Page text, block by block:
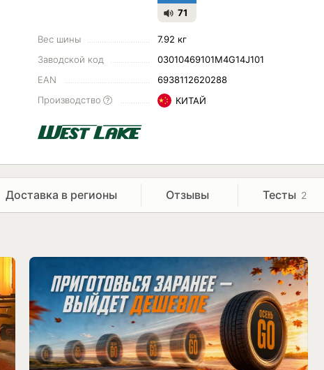
71
Вес шины
7.92 кг
Заводской код
03010469101M4G14J101
EAN
6938112620288
Производство
КИТАЙ
Доставка в регионы Отзывы Тесты 2